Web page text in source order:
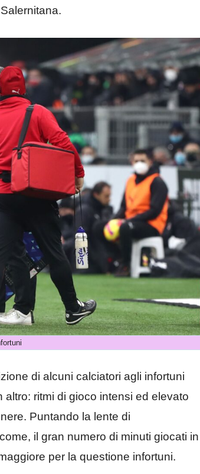
di alcuni calciatori agli infortuni
ritmi di gioco intensi ed elevato
Puntando la lente di
il gran numero di minuti giocati in
per la questione infortuni.